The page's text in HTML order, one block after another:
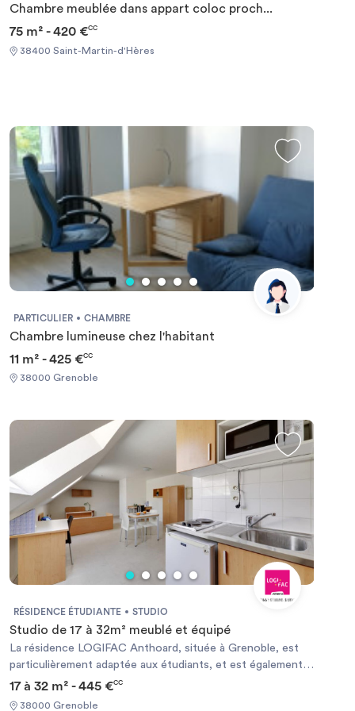
Chambre meublée dans appart coloc proch...
75 m² - 420 €CC
38400 Saint-Martin-d'Hères
PARTICULIER CHAMBRE
Chambre lumineuse chez l'habitant
11 m² - 425 €CC
38000 Grenoble
RÉSIDENCE ÉTUDIANTE STUDIO
Studio de 17 à 32m² meublé et équipé
La résidence LOGIFAC Anthoard, située à Grenoble, est
particulièrement adaptée aux étudiants, et est également
accessible aux stagiaires et jeunes actifs en formation. La
résidence se situe en centre ville, dans le quartier
17 à 32 m² - 445 €CC
38000 Grenoble